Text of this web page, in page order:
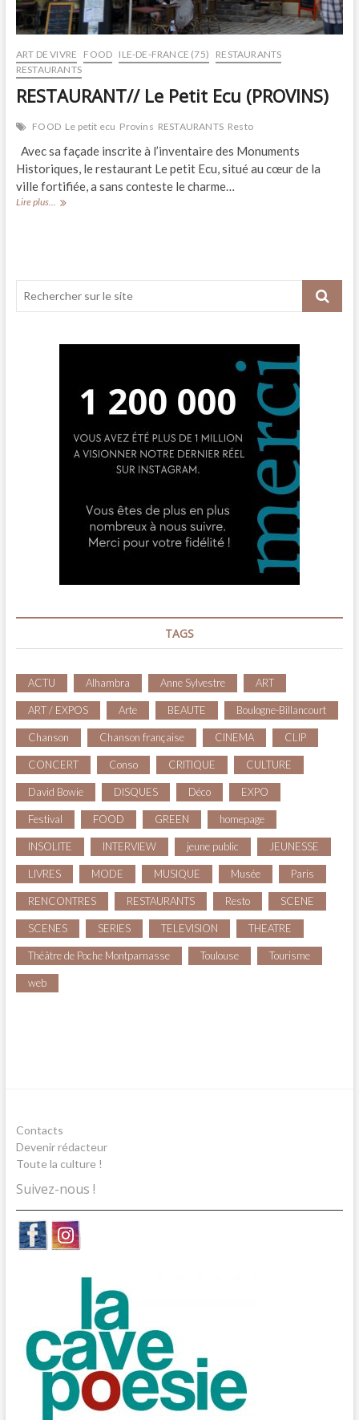
ART DE VIVRE FOOD ILE-DE-FRANCE (75)
RESTAURANTS
RESTAURANTS
RESTAURANT// Le Petit Ecu (PROVINS)
FOOD Le petit ecu Provins RESTAURANTS Resto
Avec sa façade inscrite à l’inventaire des Monuments
Historiques, le restaurant Le petit Ecu, situé au cœur de la
ville fortifiée, a sans conteste le charme…
Lire plus...
RESTAURANT//
TAGS
ACTU Alhambra Anne Sylvestre ART
ART / EXPOS Arte BEAUTE Boulogne-Billancourt
Chanson Chanson française CINEMA CLIP
CONCERT Conso CRITIQUE CULTURE
David Bowie DISQUES Déco EXPO
Festival FOOD GREEN homepage
INSOLITE INTERVIEW jeune public JEUNESSE
LIVRES MODE MUSIQUE Musée Paris
RENCONTRES RESTAURANTS Resto SCENE
SCENES SERIES TELEVISION THEATRE
Théâtre de Poche Montparnasse Toulouse Tourisme
web
Contacts
Devenir rédacteur
Toute la culture !
Suivez-nous !